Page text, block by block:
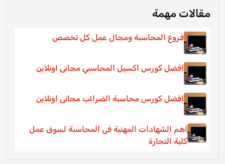
مقالات مهمة
فروع المحاسبة ومجال عمل كل تخصص
افضل كورس اكسيل المحاسبي مجانى اونلاين
افضل كورس محاسبة الضرائب مجانى اونلاين
اهم الشهادات المهنية فى المحاسبة لسوق عمل
كلية التجارة